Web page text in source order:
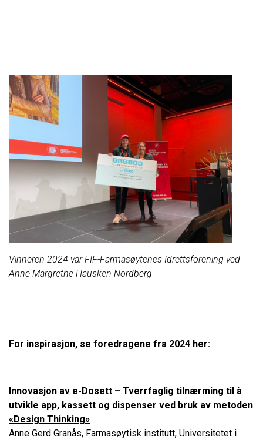
Vinneren 2024 var FIF-Farmasøytenes Idrettsforening ved
Anne Margrethe Hausken Nordberg
For inspirasjon, se foredragene fra 2024 her:
Innovasjon av e-Dosett – Tverrfaglig tilnærming til å
utvikle app, kassett og dispenser ved bruk av metoden
«Design Thinking»
Anne Gerd Granås, Farmasøytisk institutt, Universitetet i